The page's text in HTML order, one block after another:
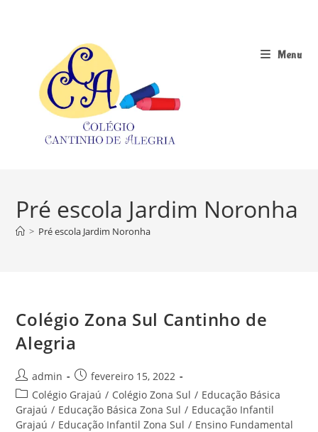
Menu
Pré escola Jardim Noronha
> Pré escola Jardim Noronha
Colégio Zona Sul Cantinho de
Alegria
Autor
do
post:
admin
Post
publicado:
fevereiro 15, 2022
Categoria
do
post:
Colégio Grajaú / Colégio Zona Sul / Educação Básica
Grajaú / Educação Básica Zona Sul / Educação Infantil
Grajaú / Educação Infantil Zona Sul / Ensino Fundamental